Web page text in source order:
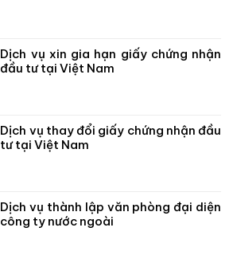
Dịch vụ xin gia hạn giấy chứng nhận
đầu tư tại Việt Nam
Dịch vụ thay đổi giấy chứng nhận đầu
tư tại Việt Nam
Dịch vụ thành lập văn phòng đại diện
công ty nước ngoài